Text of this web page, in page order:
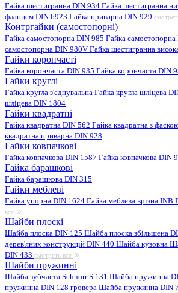
Гайка шестигранна DIN 934 Гайка шестигранна
фланцем DIN 6923 Гайка приварна DIN 929
Контргайки (самостопорні)
Гайка самостопорна DIN 985 Гайка самостопорна
самостопорна DIN 980V Гайка шестигранна
Гайки корончасті
Гайка корончаста DIN 935 Гайка корончаста DIN
Гайки круглі
Гайка кругла з'єднувальна Гайка кругла шліцева
шліцева DIN 1804
Гайки квадратні
Гайка квадратна DIN 562 Гайка квадратна з
квадратна приварна DIN 928
Гайки ковпачкові
Гайка ковпачкова DIN 1587 Гайка ковпачкова DIN
Гайка барашкові
Гайка барашкова DIN 315
Гайки меблеві
Гайка упорна DIN 1624 Гайка меблева врізна INB
все
Шайби плоскі
Шайба плоска DIN 125 Шайба плоска збільшена
дерев'яних конструкцій DIN 440 Шайба кузовна
DIN 433 смотреть все
Шайби пружинні
Шайба зубчаста Schnorr S 131 Шайба пружинна
пружинна DIN 128 гровера Шайба пружинна DIN